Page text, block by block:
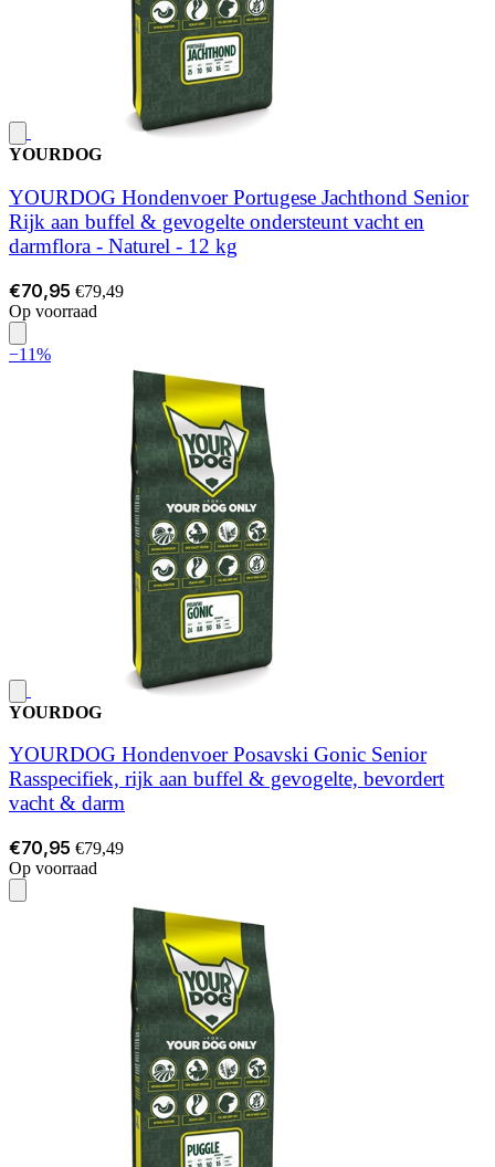
YOURDOG
YOURDOG Hondenvoer Portugese Jachthond Senior
Rijk aan buffel & gevogelte ondersteunt vacht en
darmflora - Naturel - 12 kg
€70,95 €79,49
Op voorraad
−11%
YOURDOG
YOURDOG Hondenvoer Posavski Gonic Senior
Rasspecifiek, rijk aan buffel & gevogelte, bevordert
vacht & darm
€70,95 €79,49
Op voorraad